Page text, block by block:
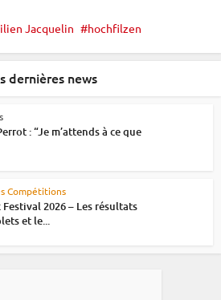
Jacquelin hochfilzen
dernières news
: “Je m’attends à ce que
Compétitions
2026 – Les résultats
et le...